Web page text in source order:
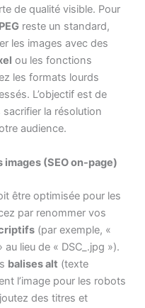
de qualité visible. Pour
reste un standard,
les images avec des
ou les fonctions
les formats lourds
L’objectif est de
sacrifier la résolution
audience.
(SEO on-page)
être optimisée pour les
par renommer vos
(par exemple, «
lieu de « DSC_.jpg »).
balises alt (texte
l’image pour les robots
des titres et